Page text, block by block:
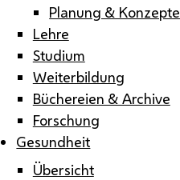
Planung & Konzepte
Lehre
Studium
Weiterbildung
Büchereien & Archive
Forschung
Gesundheit
Übersicht